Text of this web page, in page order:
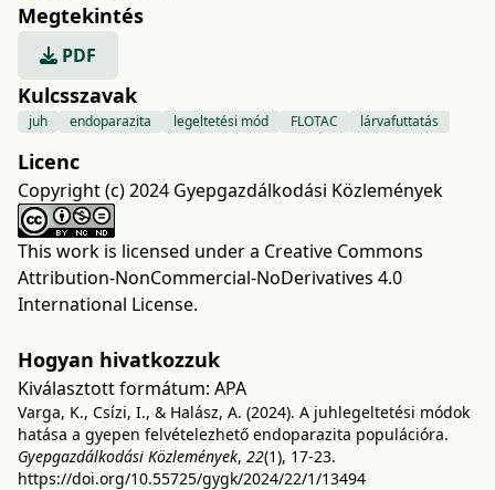
Megtekintés
PDF
Kulcsszavak
juh endoparazita legeltetési mód FLOTAC lárvafuttatás
Licenc
Copyright (c) 2024 Gyepgazdálkodási Közlemények
This work is licensed under a Creative Commons
Attribution-NonCommercial-NoDerivatives 4.0
International License.
Hogyan hivatkozzuk
Kiválasztott formátum: APA
Varga, K., Csízi, I., & Halász, A. (2024). A juhlegeltetési módok
hatása a gyepen felvételezhető endoparazita populációra.
Gyepgazdálkodási Közlemények, 22(1), 17-23.
https://doi.org/10.55725/gygk/2024/22/1/13494